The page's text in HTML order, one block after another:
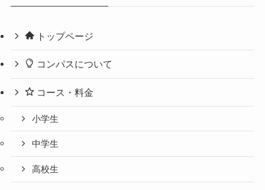
トップページ
コンパスについて
コース・料金
小学生
中学生
高校生